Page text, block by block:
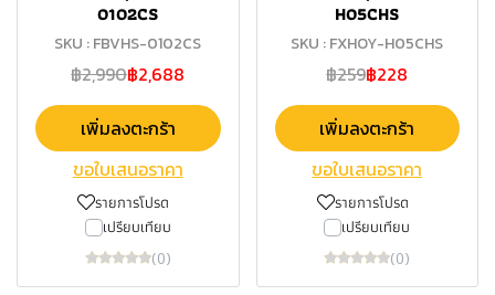
0102CS
SKU : FBVHS-0102CS
฿2,990฿2,688
เพิ่มลงตะกร้า
ขอใบเสนอราคา
รายการโปรด
เปรียบเทียบ
(0)
H05CHS
SKU : FXHOY-H05CHS
฿259฿228
เพิ่มลงตะกร้า
ขอใบเสนอราคา
รายการโปรด
เปรียบเทียบ
(0)